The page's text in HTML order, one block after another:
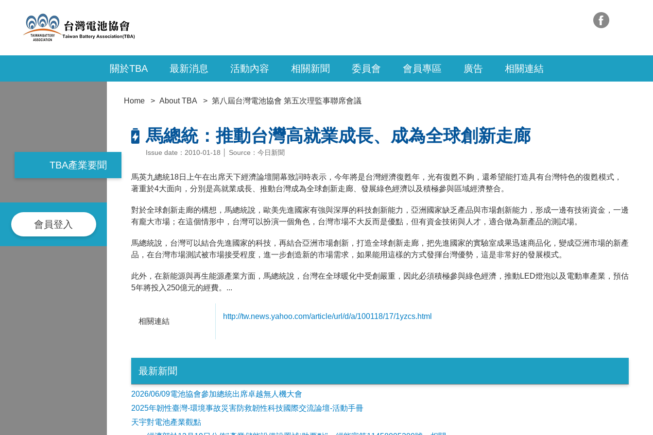
關於TBA 最新消息 活動內容 相關新聞 委員會 會員專區 廣告 相關連結
TBA產業要聞
會員登入
Home About TBA 第八屆台灣電池協會 第五次理監事聯席會議
馬總統：推動台灣高就業成長、成為全球創新走廊
Issue date：2010-01-18 │ Source：今日新聞
馬英九總統18日上午在出席天下經濟論壇開幕致詞時表示，今年將是台灣經濟復甦年，光有復甦不夠，還希望能打造具有台灣特色的復甦模式，
著重於4大面向，分別是高就業成長、推動台灣成為全球創新走廊、發展綠色經濟以及積極參與區域經濟整合。
對於全球創新走廊的構想，馬總統說，歐美先進國家有強與深厚的科技創新能力，亞洲國家缺乏產品與市場創新能力，形成一邊有技術資金，一邊
有龐大市場；在這個情形中，台灣可以扮演一個角色，台灣市場不大反而是優點，但有資金技術與人才，適合做為新產品的測試場。
馬總統說，台灣可以結合先進國家的科技，再結合亞洲市場創新，打造全球創新走廊，把先進國家的實驗室成果迅速商品化，變成亞洲市場的新產
品，在台灣市場測試被市場接受程度，進一步創造新的市場需求，如果能用這樣的方式發揮台灣優勢，這是非常好的發展模式。
此外，在新能源與再生能源產業方面，馬總統說，台灣在全球暖化中受創嚴重，因此必須積極參與綠色經濟，推動LED燈泡以及電動車產業，預估
5年將投入250億元的經費。...
相關連結
http://tw.news.yahoo.com/article/url/d/a/100118/17/1yzcs.html
最新新聞
2026/06/09電池協會參加總統出席卓越無人機大會
2025年韌性臺灣-環境事故災害防救韌性科技國際交流論壇-活動手冊
天宇對電池產業觀點